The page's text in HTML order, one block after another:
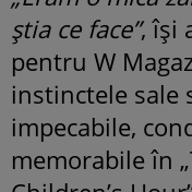
știa ce face”, își
pentru W
instinctele sale
impecabile,
memorabile în